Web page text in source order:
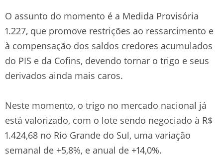
O assunto do momento é a Medida Provisória
1.227, que promove restrições ao ressarcimento e
à compensação dos saldos credores acumulados
do PIS e da Cofins, devendo tornar o trigo e seus
derivados ainda mais caros.
Neste momento, o trigo no mercado nacional já
está valorizado, com o lote sendo negociado à R$
1.424,68 no Rio Grande do Sul, uma variação
semanal de +5,8%, e anual de +14,0%.